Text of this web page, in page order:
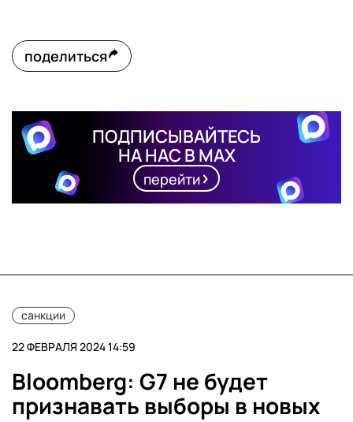
поделиться
ПОДПИСЫВАЙТЕСЬ
НА НАС В MAX
перейти
санкции
22 ФЕВРАЛЯ 2024 14:59
Bloomberg: G7 не будет
признавать выборы в новых